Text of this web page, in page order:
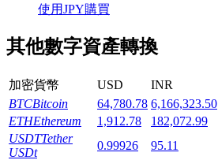
Launchpool
使用JPY購買
其他數字資產轉換
加密貨幣 USD INR
BTCBitcoin 64,780.78 6,166,323.50
ETHEthereum 1,912.78 182,072.99
USDTTether
USDt
0.99926 95.11